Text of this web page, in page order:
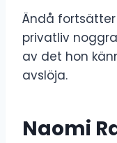
Ändå
privatliv
av det hon
avslöja.
Naomi